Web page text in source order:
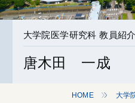
大学院医学研究科 教員紹介
唐木田 一成
HOME 大学